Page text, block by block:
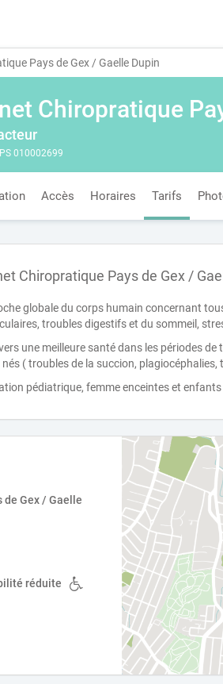
Pays de Gex / Gaelle Dupin
Chiropratique
010002699
Accès Horaires Tarifs
Chiropratique Pays de Gex /
globale du corps humain concernant
troubles digestifs et du sommeil,
une meilleure santé dans les périodes
( troubles de la succion,
pédiatrique, femme enceintes et enfants
de Gex / Gaelle
réduite